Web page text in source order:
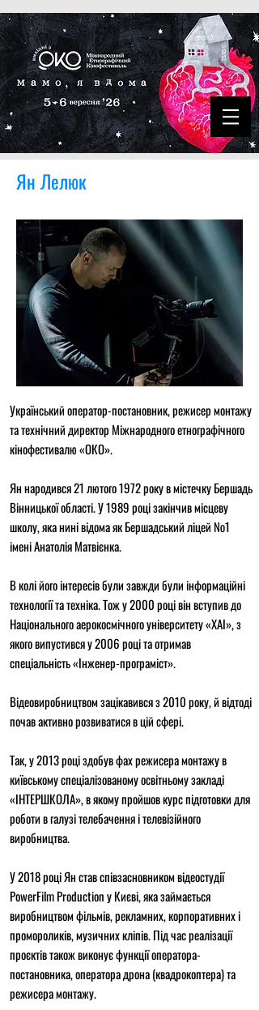
Ян Лелюк
Український оператор-постановник, режисер монтажу
та технічний директор Міжнародного етнографічного
кінофестивалю «ОКО».
Ян народився 21 лютого 1972 року в містечку Бершадь
Вінницької області. У 1989 році закінчив місцеву
школу, яка нині відома як Бершадський ліцей №1
імені Анатолія Матвієнка.
В колі його інтересів були завжди були інформаційні
технології та техніка. Тож у 2000 році він вступив до
Національного аерокосмічного університету «ХАІ», з
якого випустився у 2006 році та отримав
спеціальність «Інженер-програміст».
Відеовиробництвом зацікавився з 2010 року, й відтоді
почав активно розвиватися в цій сфері.
Так, у 2013 році здобув фах режисера монтажу в
київському спеціалізованому освітньому закладі
«ІНТЕРШКОЛА», в якому пройшов курс підготовки для
роботи в галузі телебачення і телевізійного
виробництва.
У 2018 році Ян став співзасновником відеостудії
PowerFilm Production у Києві, яка займається
виробництвом фільмів, рекламних, корпоративних і
промороликів, музичних кліпів. Під час реалізації
проєктів також виконує функції оператора-
постановника, оператора дрона (квадрокоптера) та
режисера монтажу.